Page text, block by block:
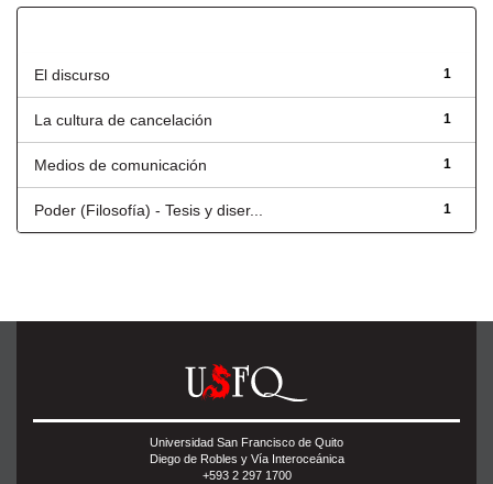
1
El discurso
1
La cultura de cancelación
1
Medios de comunicación
1
Poder (Filosofía) - Tesis y diser...
Universidad San Francisco de Quito
Diego de Robles y Vía Interoceánica
+593 2 297 1700